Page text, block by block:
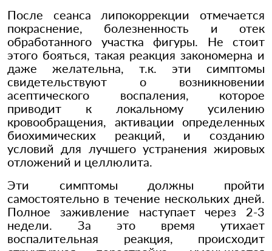
После сеанса липокоррекции отмечается
покраснение, болезненность и отек
обработанного участка фигуры. Не стоит
этого бояться, такая реакция закономерна и
даже желательна, т.к. эти симптомы
свидетельствуют о возникновении
асептического воспаления, которое
приводит к локальному усилению
кровообращения, активации определенных
биохимических реакций, и созданию
условий для лучшего устранения жировых
отложений и целлюлита.
Эти симптомы должны пройти
самостоятельно в течение нескольких дней.
Полное заживление наступает через 2-3
недели. За это время утихает
воспалительная реакция, происходит